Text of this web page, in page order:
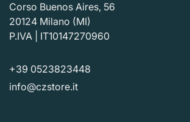
Corso Buenos Aires, 56
20124 Milano (MI)
P.IVA | IT10147270960
+39 0523823448
info@czstore.it